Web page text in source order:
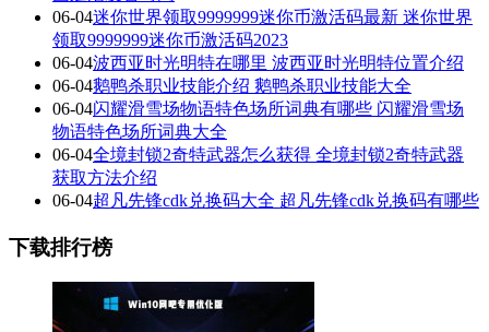
06-04迷你世界领取9999999迷你币激活码最新 迷你世界
领取9999999迷你币激活码2023
06-04波西亚时光明特在哪里 波西亚时光明特位置介绍
06-04鹅鸭杀职业技能介绍 鹅鸭杀职业技能大全
06-04闪耀滑雪场物语特色场所词典有哪些 闪耀滑雪场
物语特色场所词典大全
06-04全境封锁2奇特武器怎么获得 全境封锁2奇特武器
获取方法介绍
06-04超凡先锋cdk兑换码大全 超凡先锋cdk兑换码有哪些
下载排行榜